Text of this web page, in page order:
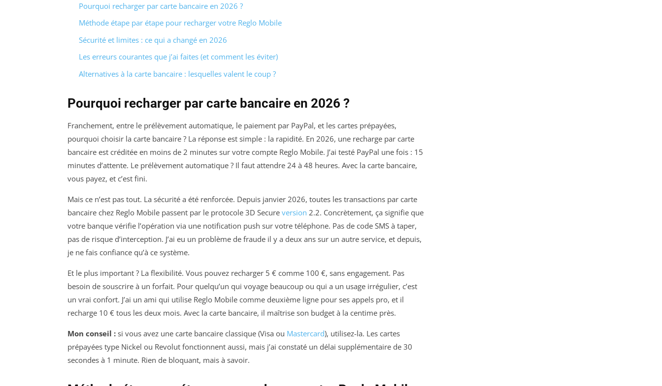
Pourquoi recharger par carte bancaire en 2026 ?
Méthode étape par étape pour recharger votre Reglo Mobile
Sécurité et limites : ce qui a changé en 2026
Les erreurs courantes que j’ai faites (et comment les éviter)
Alternatives à la carte bancaire : lesquelles valent le coup ?
Pourquoi recharger par carte bancaire en 2026 ?
Franchement, entre le prélèvement automatique, le paiement par PayPal, et les cartes prépayées,
pourquoi choisir la carte bancaire ? La réponse est simple : la rapidité. En 2026, une recharge par carte
bancaire est créditée en moins de 2 minutes sur votre compte Reglo Mobile. J’ai testé PayPal une fois : 15
minutes d’attente. Le prélèvement automatique ? Il faut attendre 24 à 48 heures. Avec la carte bancaire,
vous payez, et c’est fini.
Mais ce n’est pas tout. La sécurité a été renforcée. Depuis janvier 2026, toutes les transactions par carte
bancaire chez Reglo Mobile passent par le protocole 3D Secure version 2.2. Concrètement, ça signifie que
votre banque vérifie l’opération via une notification push sur votre téléphone. Pas de code SMS à taper,
pas de risque d’interception. J’ai eu un problème de fraude il y a deux ans sur un autre service, et depuis,
je ne fais confiance qu’à ce système.
Et le plus important ? La flexibilité. Vous pouvez recharger 5 € comme 100 €, sans engagement. Pas
besoin de souscrire à un forfait. Pour quelqu’un qui voyage beaucoup ou qui a un usage irrégulier, c’est
un vrai confort. J’ai un ami qui utilise Reglo Mobile comme deuxième ligne pour ses appels pro, et il
recharge 10 € tous les deux mois. Avec la carte bancaire, il maîtrise son budget à la centime près.
Mon conseil : si vous avez une carte bancaire classique (Visa ou Mastercard), utilisez-la. Les cartes
prépayées type Nickel ou Revolut fonctionnent aussi, mais j’ai constaté un délai supplémentaire de 30
secondes à 1 minute. Rien de bloquant, mais à savoir.